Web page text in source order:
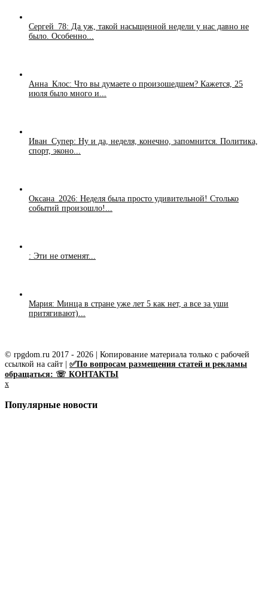
Сергей_78: Да уж, такой насыщенной недели у нас давно не
было. Особенно...
Анна_Клос: Что вы думаете о произошедшем? Кажется, 25
июля было много и...
Иван_Супер: Ну и да, неделя, конечно, запомнится. Политика,
спорт, эконо...
Оксана_2026: Неделя была просто удивительной! Столько
событий произошло!...
: Эти не отменят...
Мария: Минца в стране уже лет 5 как нет, а все за уши
притягивают)...
© rpgdom.ru 2017 - 2026 | Копирование материала только с рабочей
ссылкой на сайт | ✅По вопросам размещения статей и рекламы
обращаться: ☏ КОНТАКТЫ
x
Популярные новости